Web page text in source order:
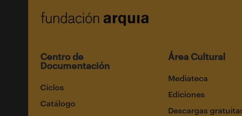
Centro de
Documentación
Ciclos
Catálogo
Área Cultural
Mediateca
Ediciones
Descargas